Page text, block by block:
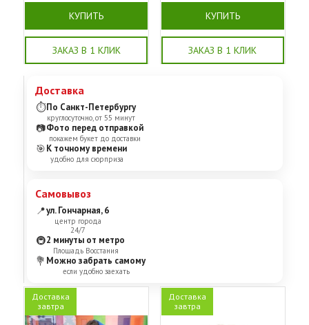
КУПИТЬ
ЗАКАЗ В 1 КЛИК
КУПИТЬ
ЗАКАЗ В 1 КЛИК
Доставка
⏱По Санкт-Петербургу
круглосуточно, от 55 минут
📷Фото перед отправкой
покажем букет до доставки
🎯К точному времени
удобно для сюрприза
Самовывоз
📍ул. Гончарная, 6
центр города
24/7
🚇2 минуты от метро
Площадь Восстания
💐 Можно забрать самому
если удобно заехать
Доставка
завтра
Доставка
завтра